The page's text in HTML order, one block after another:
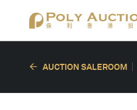
AUCTION SALEROOM